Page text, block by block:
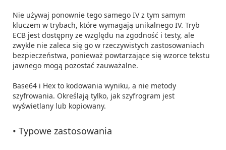
Nie używaj ponownie tego samego IV z tym samym
kluczem w trybach, które wymagają unikalnego IV. Tryb
ECB jest dostępny ze względu na zgodność i testy, ale
zwykle nie zaleca się go w rzeczywistych zastosowaniach
bezpieczeństwa, ponieważ powtarzające się wzorce tekstu
jawnego mogą pozostać zauważalne.
Base64 i Hex to kodowania wyniku, a nie metody
szyfrowania. Określają tylko, jak szyfrogram jest
wyświetlany lub kopiowany.
• Typowe zastosowania